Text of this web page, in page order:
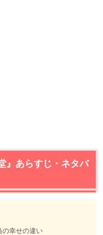
』あらすじ・ネタバ
の幸せの違い